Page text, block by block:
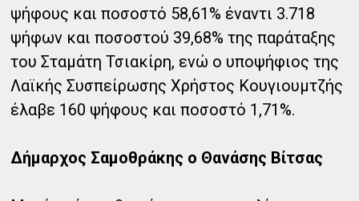
ψήφους και ποσοστό 58,61% έναντι 3.718
ψήφων και ποσοστού 39,68% της παράταξης
του Σταμάτη Τσιακίρη, ενώ ο υποψήφιος της
Λαϊκής Συσπείρωσης Χρήστος Κουγιουμτζής
έλαβε 160 ψήφους και ποσοστό 1,71%.
Δήμαρχος Σαμοθράκης ο Θανάσης Βίτσας